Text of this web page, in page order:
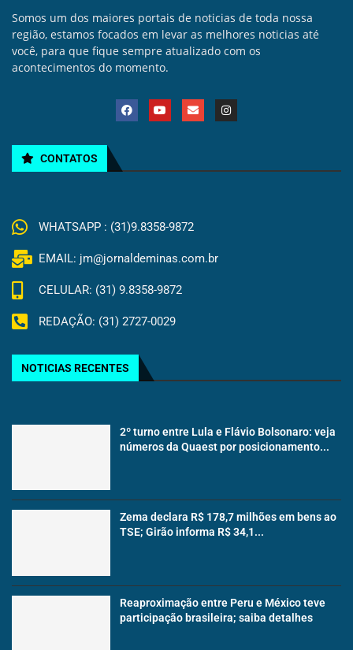
Somos um dos maiores portais de noticias de toda nossa
região, estamos focados em levar as melhores noticias até
você, para que fique sempre atualizado com os
acontecimentos do momento.
CONTATOS
WHATSAPP : (31)9.8358-9872
EMAIL: jm@jornaldeminas.com.br
CELULAR: (31) 9.8358-9872
REDAÇÃO: (31) 2727-0029
NOTICIAS RECENTES
2º turno entre Lula e Flávio Bolsonaro: veja
números da Quaest por posicionamento...
Zema declara R$ 178,7 milhões em bens ao
TSE; Girão informa R$ 34,1...
Reaproximação entre Peru e México teve
participação brasileira; saiba detalhes